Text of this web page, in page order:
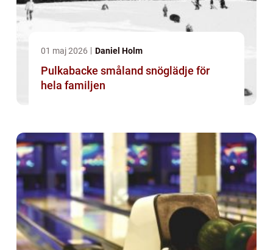
01 maj 2026 Daniel Holm
Pulkabacke småland snöglädje för
hela familjen